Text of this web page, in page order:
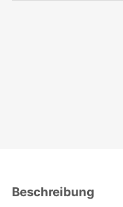
Beschreibung